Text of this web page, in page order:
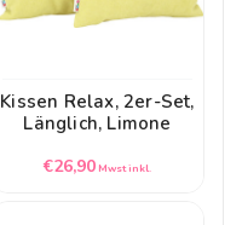
Kissen Relax, 2er-Set,
Länglich, Limone
Normaler
€26,90 Mwst inkl.